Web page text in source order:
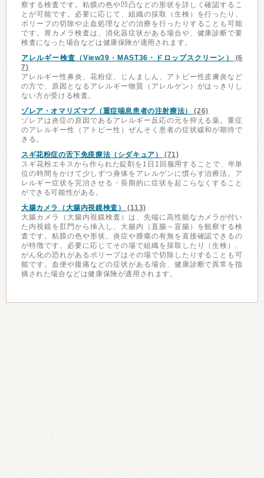
察する検査です。粘膜の色や凹凸などの形状を詳しく確認するこ
とが可能です。必要に応じて、組織の採取（生検）を行ったり、
ポリープの切除や止血処理などの治療を行ったりすることも可能
です。胃カメラ検査は、消化器症状がある場合や、健康診断で要
検査になった場合などは健康保険が適用されます。
アレルギー検査（View39・MAST36・ドロップスクリーン）
(6
7)
アレルギー性鼻炎、花粉症、じんましん、アトピー性皮膚炎など
の方で、原因となるアレルギー物質（アレルゲン）がはっきりし
ない方が受ける検査。
ゾレア・オマリズマブ（重症喘息患者の注射療法）
(26)
ゾレアは炎症の原因であるアレルギー反応の元を抑える薬。重症
のアレルギー性（アトピー性）ぜんそく患者の症状緩和が期待で
きる。
スギ花粉症の舌下免疫療法（シダキュア）
(71)
スギ花粉エキスから作られた錠剤を1日1回服用することで、年単
位の時間をかけて少しずつ身体をアレルゲンに慣らす治療法。ア
レルギー症状を完治させる・長期的に症状を起こらなくすること
ができる可能性がある。
大腸カメラ（大腸内視鏡検査）
(113)
大腸カメラ（大腸内視鏡検査）は、先端に高性能なカメラが付い
た内視鏡を肛門から挿入し、大腸内（直腸～盲腸）を観察する検
査です。粘膜の色や形状、炎症や腫瘍の有無を直接確認できるの
が特徴です。必要に応じてその場で組織を採取したり（生検）、
がん化の恐れがあるポリープはその場で切除したりすることも可
能です。血便や腹痛などの症状がある場合、健康診断で異常を指
摘された場合などは健康保険が適用されます。